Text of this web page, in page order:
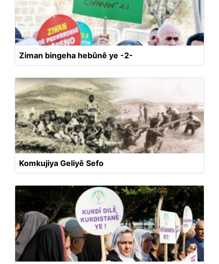
Ziman bingeha hebûnê ye -2-
Komkujiya Geliyê Sefo